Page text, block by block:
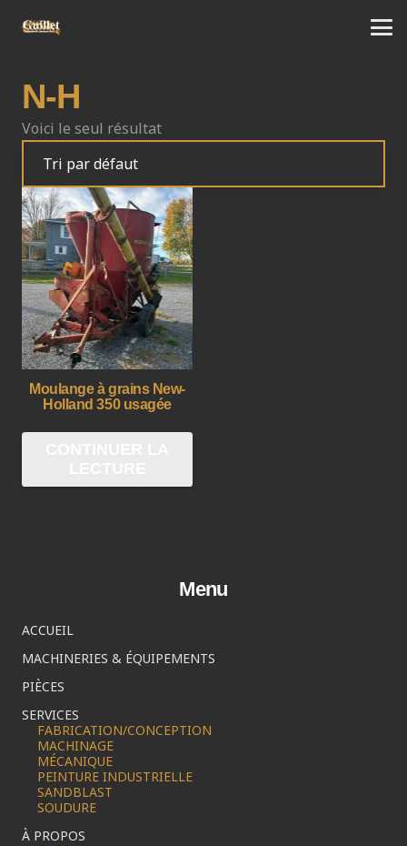
N-H
Voici le seul résultat
Moulange à grains New-
Holland 350 usagée
Menu
ACCUEIL
MACHINERIES & ÉQUIPEMENTS
PIÈCES
SERVICES
FABRICATION/CONCEPTION
MACHINAGE
MÉCANIQUE
PEINTURE INDUSTRIELLE
SANDBLAST
SOUDURE
À PROPOS